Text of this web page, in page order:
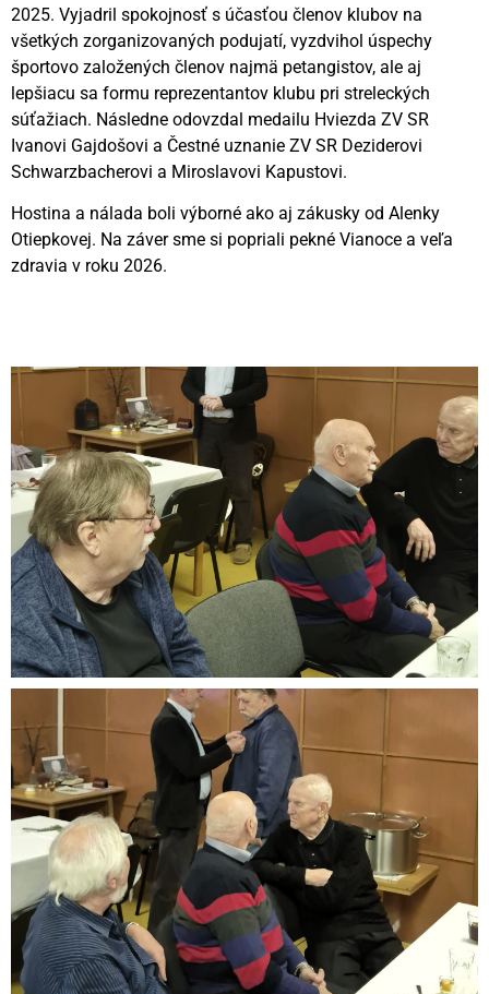
2025. Vyjadril spokojnosť s účasťou členov klubov na
všetkých zorganizovaných podujatí, vyzdvihol úspechy
športovo založených členov najmä petangistov, ale aj
lepšiacu sa formu reprezentantov klubu pri streleckých
súťažiach. Následne odovzdal medailu Hviezda ZV SR
Ivanovi Gajdošovi a Čestné uznanie ZV SR Deziderovi
Schwarzbacherovi a Miroslavovi Kapustovi.
Hostina a nálada boli výborné ako aj zákusky od Alenky
Otiepkovej. Na záver sme si popriali pekné Vianoce a veľa
zdravia v roku 2026.